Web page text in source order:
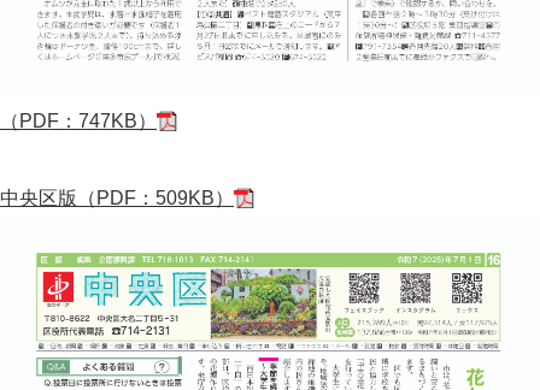
（PDF：747KB）
中央区版（PDF：509KB）